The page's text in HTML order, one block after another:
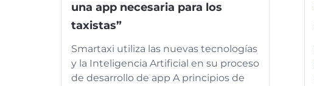
una app necesaria para los
taxistas”
Smartaxi utiliza las nuevas tecnologías
y la Inteligencia Artificial en su proceso
de desarrollo de app A principios de